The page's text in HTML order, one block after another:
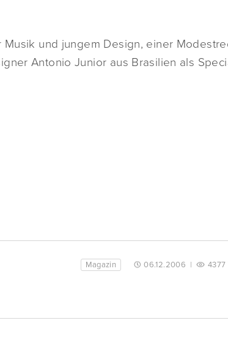
und jungem Design, einer
Antonio Junior aus Brasilien als
Magazin 06.12.2006 |